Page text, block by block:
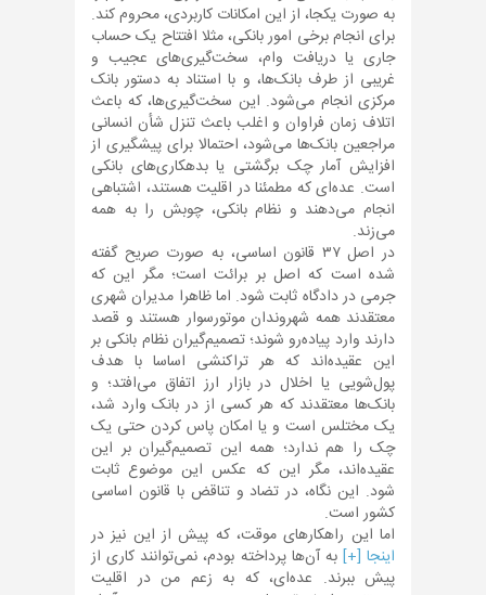
به صورت یکجا، از این امکانات کاربردی، محروم کند.
برای انجام برخی امور بانکی، مثلا افتتاح یک حساب
جاری یا دریافت وام، سخت‌گیری‌های عجیب و
غریبی از طرف بانک‌ها، و با استناد به دستور بانک
مرکزی انجام می‌شود. این سخت‌گیری‌ها، که باعث
اتلاف زمان فراوان و اغلب باعث تنزل شأن انسانی
مراجعین بانک‌ها می‎‌شود، احتمالا برای پیشگیری از
افزایش آمار چک برگشتی یا بدهکاری‌های بانکی
است. عده‌ای که مطمئنا در اقلیت هستند، اشتباهی
انجام می‌دهند و نظام بانکی، چوبش را به همه
می‌زند.
در اصل ۳۷ قانون اساسی، به صورت صریح گفته
شده است که اصل بر برائت است؛ مگر این که
جرمی در دادگاه ثابت شود. اما ظاهرا مدیران شهری
معتقدند همه شهروندان موتورسوار هستند و قصد
دارند وارد پیاده‌رو شوند؛ تصمیم‌گیران نظام بانکی بر
این عقیده‌اند که هر تراکنشی اساسا با هدف
پول‌شویی یا اخلال در بازار ارز اتفاق می‌افتد؛ و
بانک‌ها معتقدند که هر کسی از در بانک وارد شد،
یک مختلس است و یا امکان پاس کردن حتی یک
چک را هم ندارد؛ همه این تصمیم‌گیران بر این
عقیده‌اند، مگر این که عکس این موضوع ثابت
شود. این نگاه، در تضاد و تناقض با قانون اساسی
کشور است.
اما این راهکارهای موقت، که پیش از این نیز در
اینجا [+] به آن‌ها پرداخته بودم، نمی‌توانند کاری از
پیش ببرند. عده‌ای، که به زعم من در اقلیت